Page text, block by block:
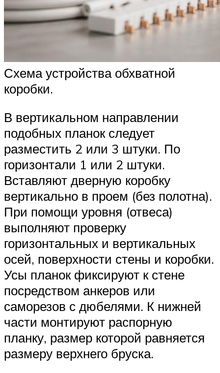
Схема устройства обхватной
коробки.
В вертикальном направлении
подобных планок следует
разместить 2 или 3 штуки. По
горизонтали 1 или 2 штуки.
Вставляют дверную коробку
вертикально в проем (без полотна).
При помощи уровня (отвеса)
выполняют проверку
горизонтальных и вертикальных
осей, поверхности стены и коробки.
Усы планок фиксируют к стене
посредством анкеров или
саморезов с дюбелями. К нижней
части монтируют распорную
планку, размер которой равняется
размеру верхнего бруска.